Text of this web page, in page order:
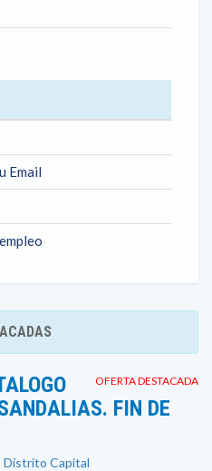
Email
OFERTA DESTACADA
FIN DE
Distrito Capital